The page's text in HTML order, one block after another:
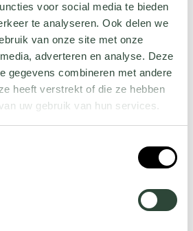
voor social media te bieden
te analyseren. Ook delen we
van onze site met onze
adverteren en analyse. Deze
gegevens combineren met andere
heeft verstrekt of die ze hebben
uw gebruik van hun services.